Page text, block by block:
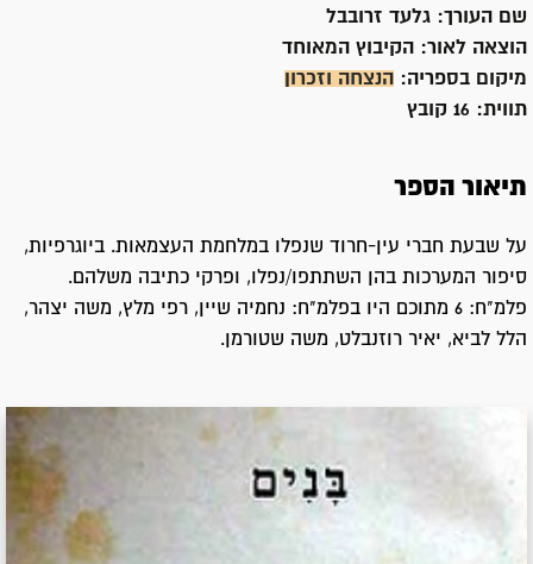
שם העורך: גלעד זרובבל
הוצאה לאור:
הקיבוץ המאוחד
מיקום בספריה:
הנצחה וזכרון
תווית: 16 קובץ
תיאור הספר
על שבעת חברי עין-חרוד שנפלו במלחמת העצמאות. ביוגרפיות,
סיפור המערכות בהן השתתפו/נפלו, ופרקי כתיבה משלהם.
פלמ"ח: 6 מתוכם היו בפלמ"ח: נחמיה שיין, רפי מלץ, משה יצהר,
הלל לביא, יאיר רוזנבלט, משה שטורמן.